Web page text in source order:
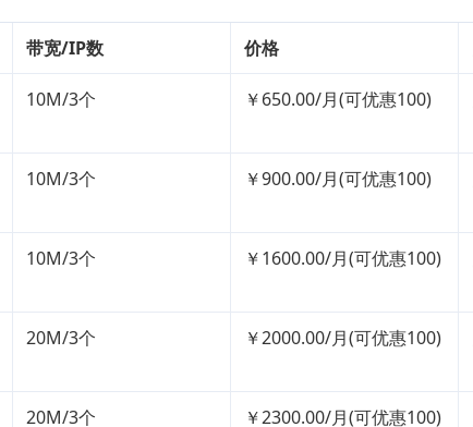
带宽/IP数 价格
10M/3个 ￥650.00/月(可优惠100)
10M/3个 ￥900.00/月(可优惠100)
10M/3个 ￥1600.00/月(可优惠100)
20M/3个 ￥2000.00/月(可优惠100)
20M/3个 ￥2300.00/月(可优惠100)